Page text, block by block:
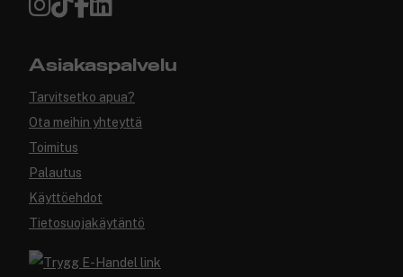
Asiakaspalvelu
Tarvitsetko apua?
Ota meihin yhteyttä
Toimitus
Palautus
Käyttöehdot
Tietosuojakäytäntö